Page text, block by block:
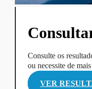
Consulte os
ou necessite de
VER